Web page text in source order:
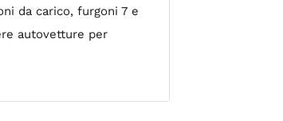
da carico, furgoni 7 e
autovetture per